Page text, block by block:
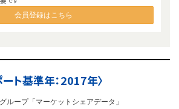
会員登録はこちら
ート基準年：2017年〉
ループ「マーケットシェアデータ」